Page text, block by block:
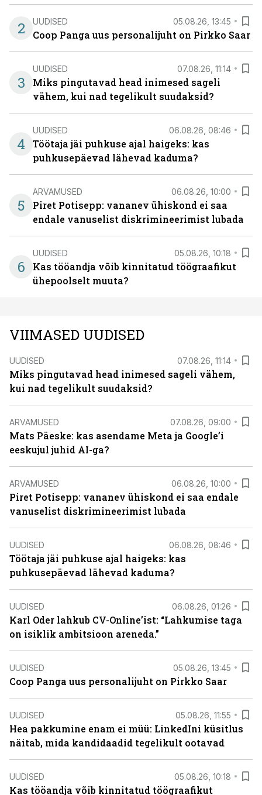
2 UUDISED 05.08.26, 13:45
Coop Panga uus personalijuht on Pirkko Saar
3
UUDISED 07.08.26, 11:14
Miks pingutavad head inimesed sageli
vähem, kui nad tegelikult suudaksid?
4
UUDISED 06.08.26, 08:46
Töötaja jäi puhkuse ajal haigeks: kas
puhkusepäevad lähevad kaduma?
5
ARVAMUSED 06.08.26, 10:00
Piret Potisepp: vananev ühiskond ei saa
endale vanuselist diskrimineerimist lubada
6
UUDISED 05.08.26, 10:18
Kas tööandja võib kinnitatud töögraafikut
ühepoolselt muuta?
VIIMASED UUDISED
UUDISED 07.08.26, 11:14
Miks pingutavad head inimesed sageli vähem,
kui nad tegelikult suudaksid?
ARVAMUSED 07.08.26, 09:00
Mats Päeske: kas asendame Meta ja Google’i
eeskujul juhid AI-ga?
ARVAMUSED 06.08.26, 10:00
Piret Potisepp: vananev ühiskond ei saa endale
vanuselist diskrimineerimist lubada
UUDISED 06.08.26, 08:46
Töötaja jäi puhkuse ajal haigeks: kas
puhkusepäevad lähevad kaduma?
UUDISED 06.08.26, 01:26
Karl Oder lahkub CV-Online’ist: “Lahkumise taga
on isiklik ambitsioon areneda.”
UUDISED 05.08.26, 13:45
Coop Panga uus personalijuht on Pirkko Saar
UUDISED 05.08.26, 11:55
Hea pakkumine enam ei müü: LinkedIni küsitlus
näitab, mida kandidaadid tegelikult ootavad
UUDISED 05.08.26, 10:18
Kas tööandja võib kinnitatud töögraafikut